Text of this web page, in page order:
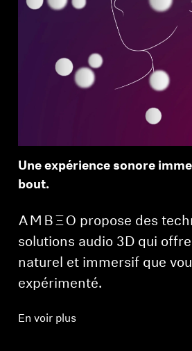
Une expérience sonore
bout.
-AMBEO- propose des
solutions audio 3D qui
naturel et immersif que
expérimenté.
En voir plus